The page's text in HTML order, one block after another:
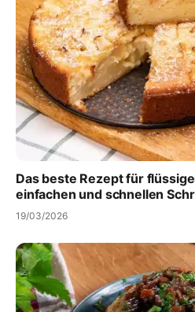
Das beste Rezept für
einfachen und schnellen
19/03/2026